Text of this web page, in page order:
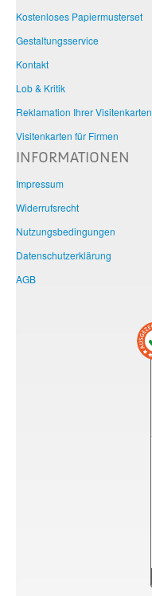
Kostenloses Papiermusterset
Gestaltungsservice
Kontakt
Lob & Kritik
Reklamation Ihrer Visitenkarten
Visitenkarten für Firmen
INFORMATIONEN
Impressum
Widerrufsrecht
Nutzungsbedingungen
Datenschutzerklärung
AGB